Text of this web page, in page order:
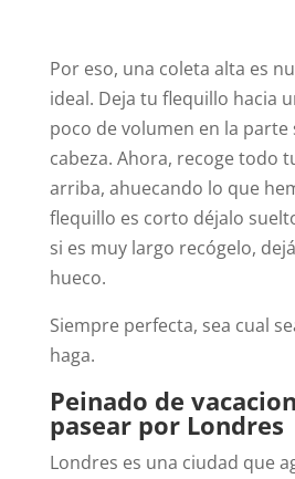
Por eso, una coleta alta es
ideal. Deja tu flequillo hacia
poco de volumen en la
cabeza. Ahora, recoge todo
arriba, ahuecando lo que
flequillo es corto déjalo
si es muy largo recógelo,
hueco.
Siempre perfecta, sea cual
haga.
Peinado de
pasear por Londres
Londres es una ciudad que